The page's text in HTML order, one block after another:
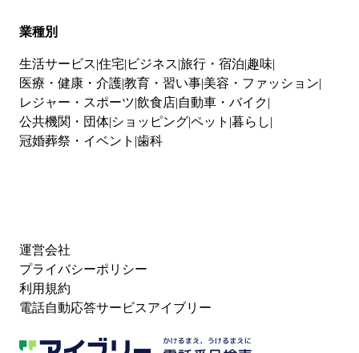
業種別
生活サービス 住宅 ビジネス 旅行・宿泊 趣味
医療・健康・介護教育・習い事 美容・ファッション
レジャー・スポーツ 飲食店 自動車・バイク
公共機関・団体 ショッピングペット 暮らし
冠婚葬祭・イベント 歯科
運営会社
プライバシーポリシー
利用規約
電話自動応答サービスアイブリー